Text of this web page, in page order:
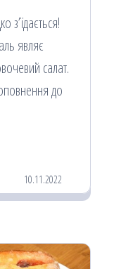
являє
салат.
до
10.11.2022